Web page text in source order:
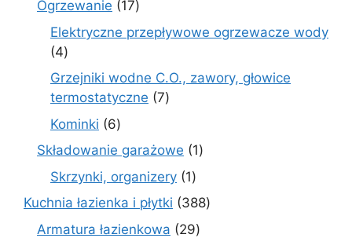
Ogrzewanie 1717
produktów
Elektryczne przepływowe ogrzewacze wody
44
produkty
Grzejniki wodne C.O., zawory, głowice
termostatyczne 77
Kominki 66
produktów
Składowanie garażowe 11
Skrzynki, organizery 11
produkt
Kuchnia łazienka i płytki 388388
Armatura łazienkowa 2929